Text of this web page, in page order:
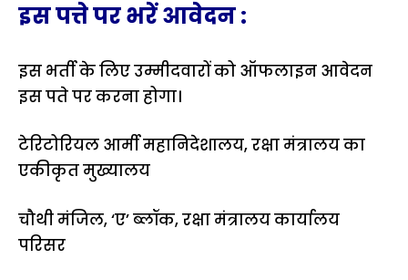
इस पत्ते पर भरें आवेदन :
इस भर्ती के लिए उम्मीदवारों को ऑफलाइन आवेदन
इस पते पर करना होगा।
टेरिटोरियल आर्मी महानिदेशालय, रक्षा मंत्रालय का
एकीकृत मुख्यालय
चौथी मंजिल, ‘ए’ ब्लॉक, रक्षा मंत्रालय कार्यालय
परिसर